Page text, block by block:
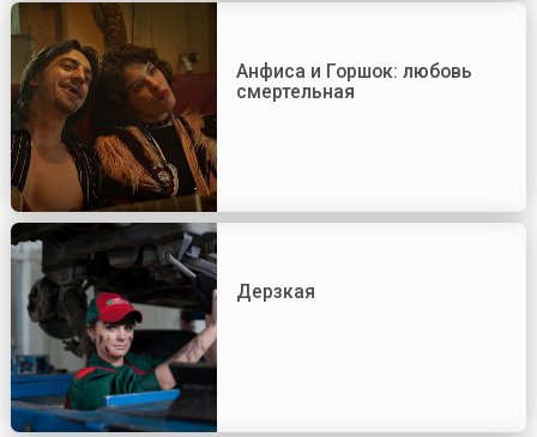
Анфиса и Горшок: любовь
смертельная
Дерзкая